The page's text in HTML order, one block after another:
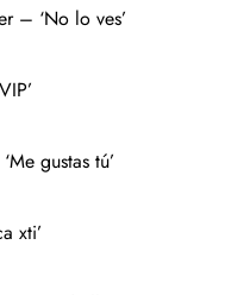
– ‘No lo ves’
gustas tú’
xti’